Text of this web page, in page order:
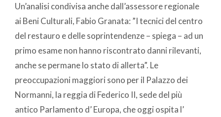
Un’analisi condivisa anche dall’assessore regionale
ai Beni Culturali, Fabio Granata: ”I tecnici del centro
del restauro e delle soprintendenze – spiega – ad un
primo esame non hanno riscontrato danni rilevanti,
anche se permane lo stato di allerta”. Le
preoccupazioni maggiori sono per il Palazzo dei
Normanni, la reggia di Federico II, sede del più
antico Parlamento d’ Europa, che oggi ospita l’